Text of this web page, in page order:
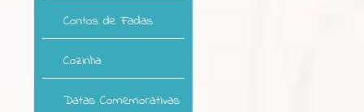
Contos de Fadas
Cozinha
Datas Comemorativas